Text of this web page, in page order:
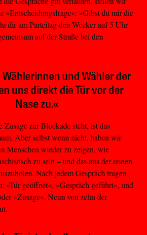
»Entscheidungsfrage«: »Gibst du mir die
dir am Parteitag den Wecker auf 5 Uhr
auf der Straße bei den
Wählerinnen und Wähler der
uns direkt die Tür vor der
Nase zu.«
Zusage zur Blockade steht, ist das
Aber selbst wenn nicht, haben wir
Menschen wieder zu zeigen, wie
zu sein – und das aus der reinen
Nach jedem Gespräch tragen
»Tür geöffnet«, »Gespräch geführt«, und
»Zusage«. Neun von zehn der